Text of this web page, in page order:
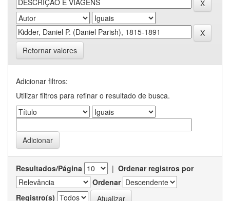
Retornar valores
Adicionar filtros:
Utilizar filtros para refinar o resultado de busca.
Resultados/Página | Ordenar registros por
Ordenar
Registro(s)